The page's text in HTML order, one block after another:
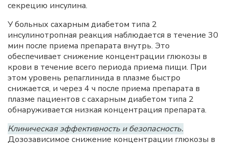
секрецию инсулина.
У больных сахарным диабетом типа 2
инсулинотропная реакция наблюдается в течение 30
мин после приема препарата внутрь. Это
обеспечивает снижение концентрации глюкозы в
крови в течение всего периода приема пищи. При
этом уровень репаглинида в плазме быстро
снижается, и через 4 ч после приема препарата в
плазме пациентов с сахарным диабетом типа 2
обнаруживается низкая концентрация препарата.
Клиническая эффективность и безопасность.
Дозозависимое снижение концентрации глюкозы в